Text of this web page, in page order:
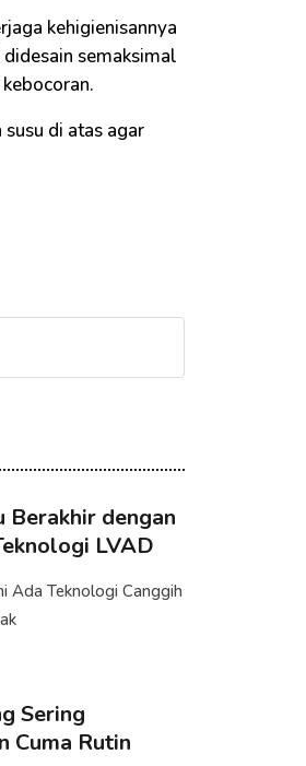
kehigienisannya
semaksimal
di atas agar
Berakhir dengan
LVAD
Ada Teknologi Canggih
Sering
Cuma Rutin